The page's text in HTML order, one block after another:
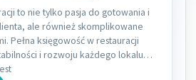
to nie tylko pasja do gotowania i
ale również skomplikowane
Pełna księgowość w restauracji
i rozwoju każdego lokalu